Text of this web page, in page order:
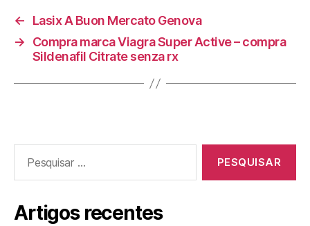
←
Lasix A Buon Mercato Genova
→
Compra marca Viagra Super Active – compra
Sildenafil Citrate senza rx
por:
Artigos recentes